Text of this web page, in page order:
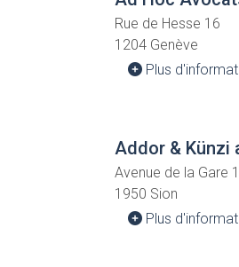
Rue de Hesse 16
1204 Genève
Plus
Addor & Künzi
Avenue de la Gare
1950 Sion
Plus